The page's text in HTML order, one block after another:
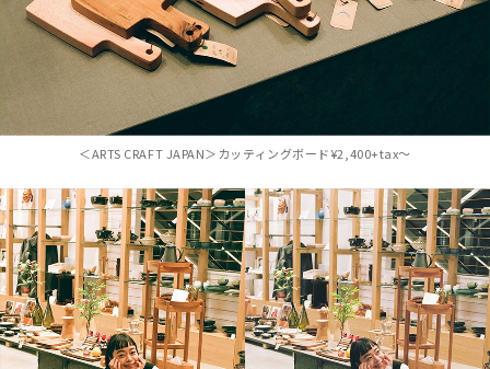
＜ARTS CRAFT JAPAN＞カッティングボード¥2,400+tax〜